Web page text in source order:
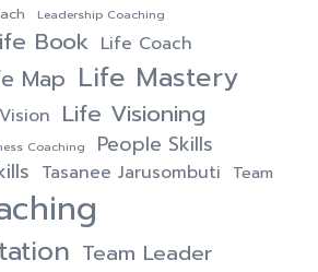
Leadership Coaching
Book Life Coach
Map Life Mastery
Life Visioning
Coaching People Skills
Tasanee Jarusombuti Team
Team Leader